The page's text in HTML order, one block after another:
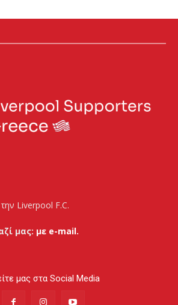
Liverpool F.C.
μας: με e-mail.
μας στα Social Media